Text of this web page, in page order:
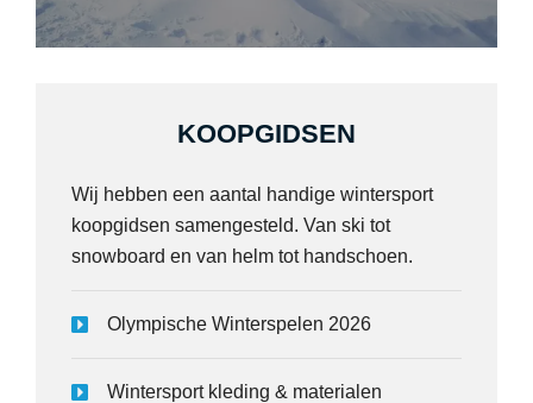
KOOPGIDSEN
Wij hebben een aantal handige wintersport
koopgidsen samengesteld. Van ski tot
snowboard en van helm tot handschoen.
Olympische Winterspelen 2026
Wintersport kleding & materialen